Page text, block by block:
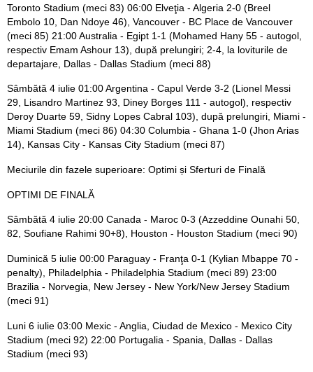
Toronto Stadium (meci 83) 06:00 Elveţia - Algeria 2-0 (Breel
Embolo 10, Dan Ndoye 46), Vancouver - BC Place de Vancouver
(meci 85) 21:00 Australia - Egipt 1-1 (Mohamed Hany 55 - autogol,
respectiv Emam Ashour 13), după prelungiri; 2-4, la loviturile de
departajare, Dallas - Dallas Stadium (meci 88)
Sâmbătă 4 iulie 01:00 Argentina - Capul Verde 3-2 (Lionel Messi
29, Lisandro Martinez 93, Diney Borges 111 - autogol), respectiv
Deroy Duarte 59, Sidny Lopes Cabral 103), după prelungiri, Miami -
Miami Stadium (meci 86) 04:30 Columbia - Ghana 1-0 (Jhon Arias
14), Kansas City - Kansas City Stadium (meci 87)
Meciurile din fazele superioare: Optimi și Sferturi de Finală
OPTIMI DE FINALĂ
Sâmbătă 4 iulie 20:00 Canada - Maroc 0-3 (Azzeddine Ounahi 50,
82, Soufiane Rahimi 90+8), Houston - Houston Stadium (meci 90)
Duminică 5 iulie 00:00 Paraguay - Franţa 0-1 (Kylian Mbappe 70 -
penalty), Philadelphia - Philadelphia Stadium (meci 89) 23:00
Brazilia - Norvegia, New Jersey - New York/New Jersey Stadium
(meci 91)
Luni 6 iulie 03:00 Mexic - Anglia, Ciudad de Mexico - Mexico City
Stadium (meci 92) 22:00 Portugalia - Spania, Dallas - Dallas
Stadium (meci 93)